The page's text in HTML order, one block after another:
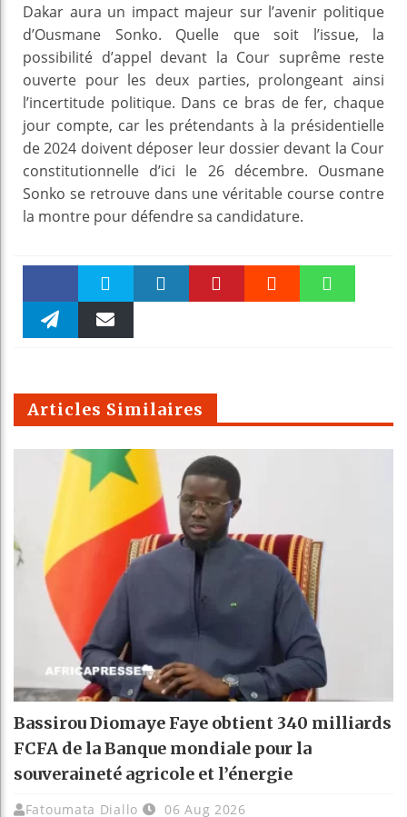
Dakar aura un impact majeur sur l’avenir politique
d’Ousmane Sonko. Quelle que soit l’issue, la
possibilité d’appel devant la Cour suprême reste
ouverte pour les deux parties, prolongeant ainsi
l’incertitude politique. Dans ce bras de fer, chaque
jour compte, car les prétendants à la présidentielle
de 2024 doivent déposer leur dossier devant la Cour
constitutionnelle d’ici le 26 décembre. Ousmane
Sonko se retrouve dans une véritable course contre
la montre pour défendre sa candidature.
Faceboo Twitter
m
Articles Similaires
Bassirou Diomaye Faye obtient 340 milliards
FCFA de la Banque mondiale pour la
souveraineté agricole et l’énergie
Fatoumata Diallo 06 Aug 2026